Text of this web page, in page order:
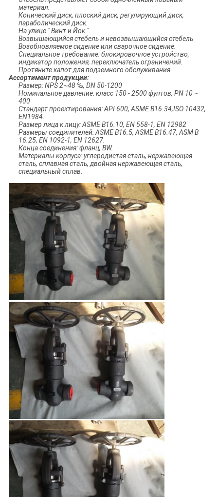
материал.
Конический диск, плоский диск, регулирующий диск,
параболический диск.
На улице " Винт и Йок ".
Возвышающийся стебель и невозвышающийся стебель
Возобновляемое сидение или сварочное сидение.
Специальное требование: блокировочное устройство,
индикатор положения, переключатель ограничений.
Протяните капот для подземного обслуживания.
Ассортимент продукции:
Размер: NPS 2~48 ‰, DN 50-1200
Номинальное давление: класс 150 - 2500 фунтов, PN 10 ~
400
Стандарт проектирования: API 600, ASME B16.34,ISO 10432,
EN1984.
Размер лица к лицу: ASME B16.10, EN 558-1, EN 12982
Размеры соединителей: ASME B16.5, ASME B16.47, ASM B
16.25, EN 1092-1, EN 12627.
Конца соединения: фланц, BW.
Материалы корпуса: углеродистая сталь, нержавеющая
сталь, сплавная сталь, двойная нержавеющая сталь,
специальный сплав.